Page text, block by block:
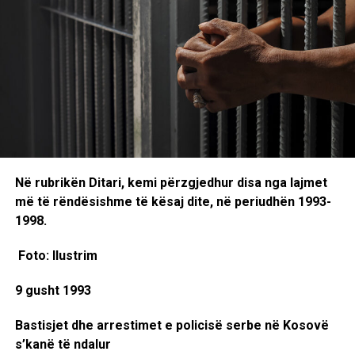
Trump dhe Netanyahu përplasen për qasjen ndaj Iranit
Në rubrikën Ditari, kemi përzgjedhur disa nga lajmet
më të rëndësishme të kësaj dite, në periudhën 1993-
1998.
Foto: Ilustrim
9 gusht 1993
Bastisjet dhe arrestimet e policisë serbe në Kosovë
s’kanë të ndalur